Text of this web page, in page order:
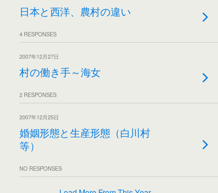
日本と西洋、農村の違い
4 RESPONSES
2007年12月27日
村の働き手～海女
2 RESPONSES
2007年12月25日
婚姻形態と生産形態（白川村
等）
NO RESPONSES